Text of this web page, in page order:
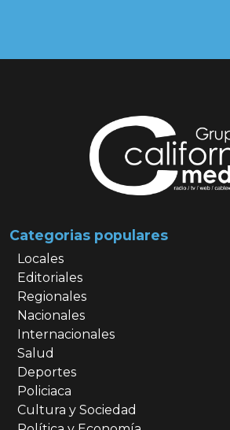
Categorias populares
Locales
Editoriales
Regionales
Nacionales
Internacionales
Salud
Deportes
Policiaca
Cultura y Sociedad